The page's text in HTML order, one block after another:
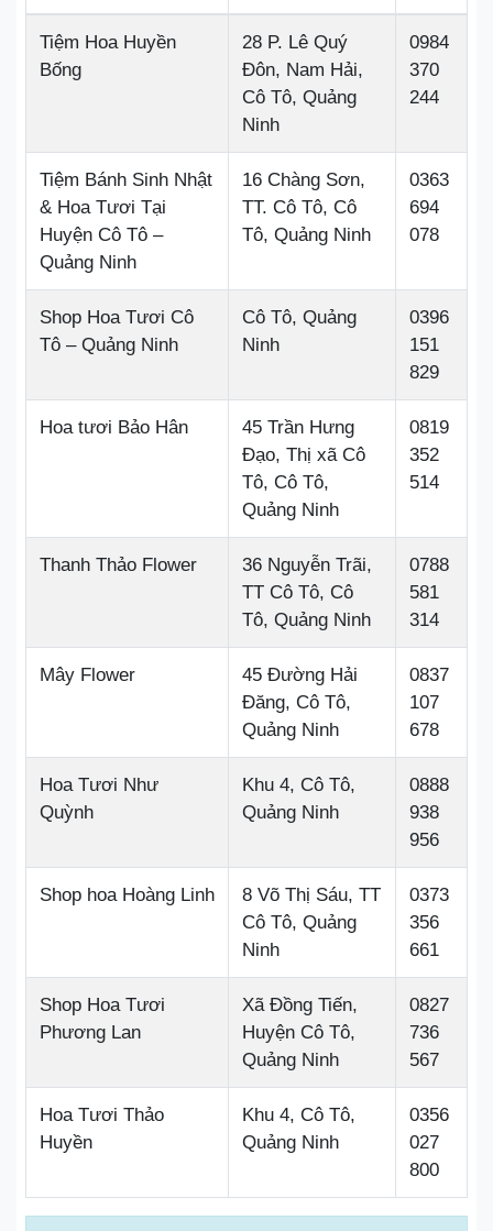
Tiệm Hoa Huyền
Bống
28 P. Lê Quý
Đôn, Nam Hải,
Cô Tô, Quảng
Ninh
0984
370
244
Tiệm Bánh Sinh Nhật
& Hoa Tươi Tại
Huyện Cô Tô –
Quảng Ninh
16 Chàng Sơn,
TT. Cô Tô, Cô
Tô, Quảng Ninh
0363
694
078
Shop Hoa Tươi Cô
Tô – Quảng Ninh
Cô Tô, Quảng
Ninh
0396
151
829
Hoa tươi Bảo Hân
45 Trần Hưng
Đạo, Thị xã Cô
Tô, Cô Tô,
Quảng Ninh
0819
352
514
Thanh Thảo Flower
36 Nguyễn Trãi,
TT Cô Tô, Cô
Tô, Quảng Ninh
0788
581
314
Mây Flower
45 Đường Hải
Đăng, Cô Tô,
Quảng Ninh
0837
107
678
Hoa Tươi Như
Quỳnh
Khu 4, Cô Tô,
Quảng Ninh
0888
938
956
Shop hoa Hoàng Linh
8 Võ Thị Sáu, TT
Cô Tô, Quảng
Ninh
0373
356
661
Shop Hoa Tươi
Phương Lan
Xã Đồng Tiến,
Huyện Cô Tô,
Quảng Ninh
0827
736
567
Hoa Tươi Thảo
Huyền
Khu 4, Cô Tô,
Quảng Ninh
0356
027
800